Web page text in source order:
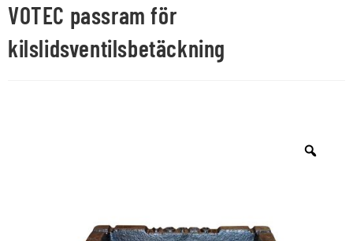
VOTEC passram för
kilslidsventilsbetäckning